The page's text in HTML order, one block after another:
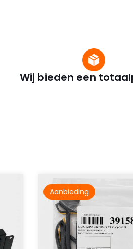
Wij bieden een
Aanbieding